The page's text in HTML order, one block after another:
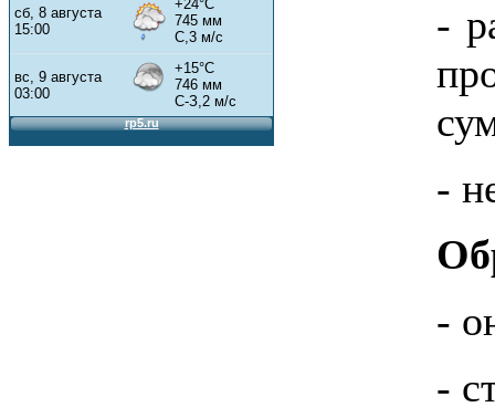
-
-
-
-